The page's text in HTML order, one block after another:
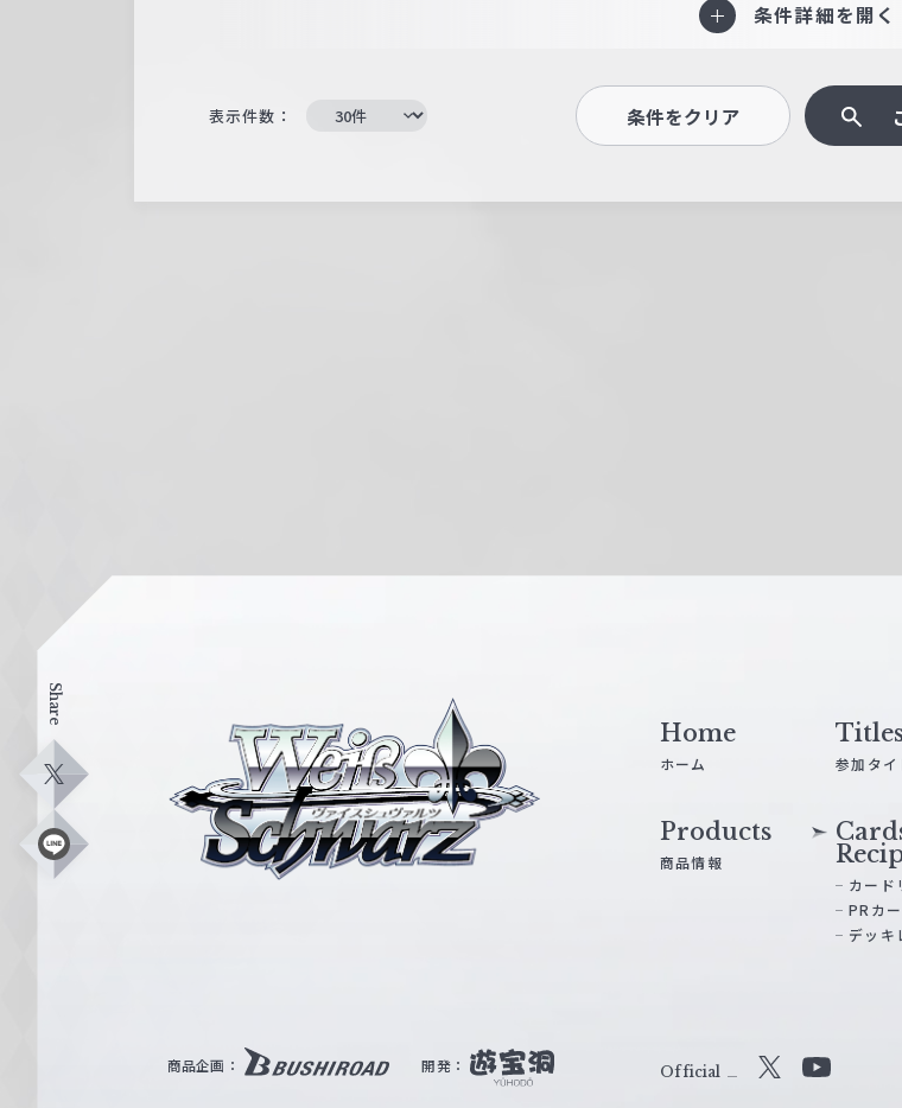
条件詳細を開く
表示件数： 条件をクリア
Share
X
L
ス
W
Home
ホーム 参加タイ
Products
商品情報
カード
PRカ
デッキ
商品企画： 開発： Official